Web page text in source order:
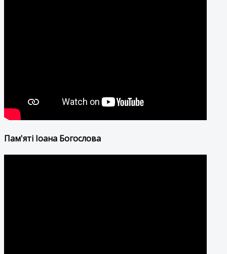
Пам'яті Іоана Богослова